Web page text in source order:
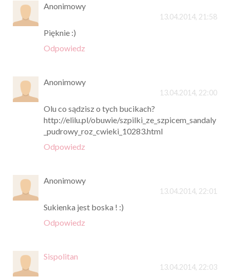
Anonimowy
13.04.2014, 21:58
Pięknie :)
Odpowiedz
Anonimowy
13.04.2014, 22:00
Olu co sądzisz o tych bucikach?
http://elilu.pl/obuwie/szpilki_ze_szpicem_sandaly
_pudrowy_roz_cwieki_10283.html
Odpowiedz
Anonimowy
13.04.2014, 22:01
Sukienka jest boska ! :)
Odpowiedz
Sispolitan
13.04.2014, 22:03